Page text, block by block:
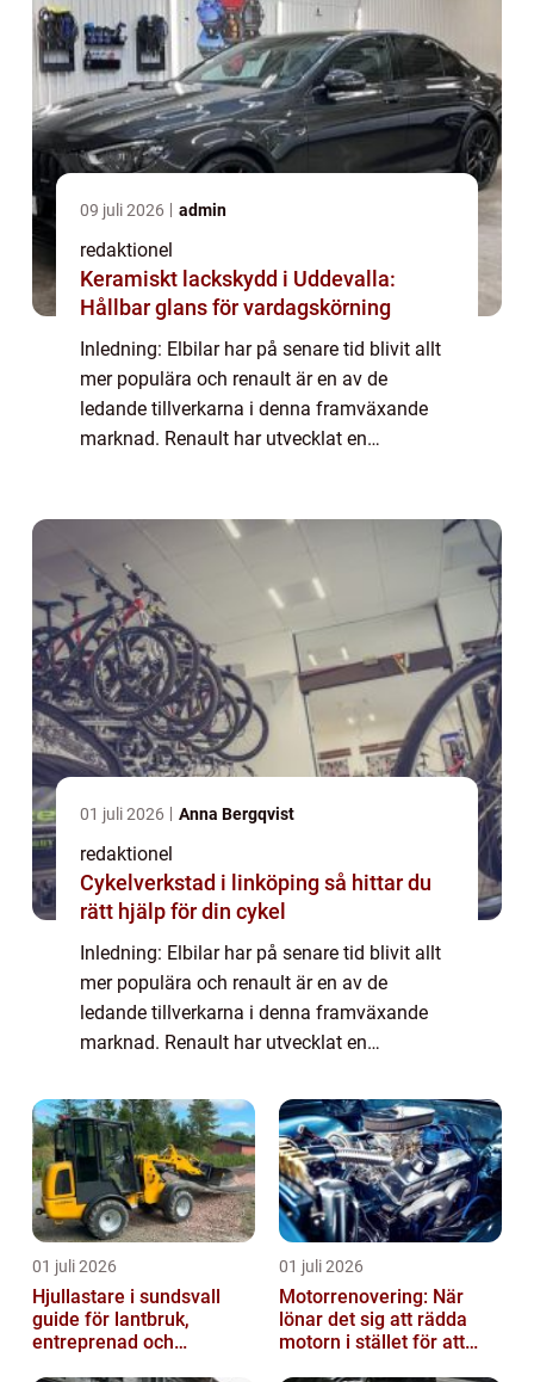
09 juli 2026 admin
redaktionel
Keramiskt lackskydd i Uddevalla:
Hållbar glans för vardagskörning
Inledning: Elbilar har på senare tid blivit allt
mer populära och renault är en av de
ledande tillverkarna i denna framväxande
marknad. Renault har utvecklat en
01 juli 2026 Anna Bergqvist
redaktionel
Cykelverkstad i linköping så hittar du
rätt hjälp för din cykel
Inledning: Elbilar har på senare tid blivit allt
mer populära och renault är en av de
ledande tillverkarna i denna framväxande
marknad. Renault har utvecklat en
hållbarhet, effektivitet och prestanda. I
denna...
01 juli 2026
Hjullastare i sundsvall
guide för lantbruk,
entreprenad och
01 juli 2026
Motorrenovering: När
lönar det sig att rädda
motorn i stället för att